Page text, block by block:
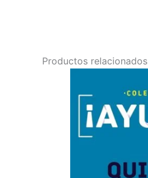
Productos relacionados